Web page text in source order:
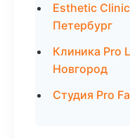
Esthetic
Петербург
Клиника Pro
Новгород
Студия Pro